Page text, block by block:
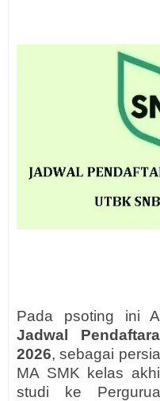
Pada psoting ini
Jadwal
2026, sebagai
MA SMK kelas
studi ke